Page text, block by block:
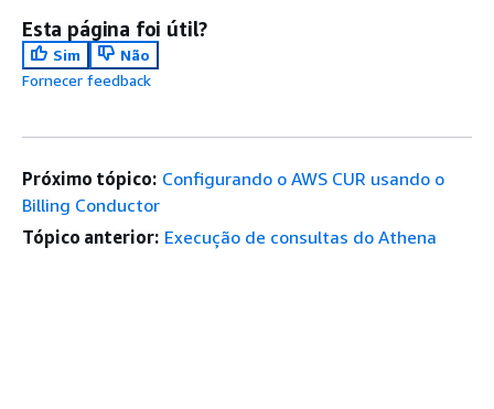
Esta página foi útil?
Sim
Não
Fornecer feedback
Próximo tópico: Configurando o AWS CUR usando o
Billing Conductor
Tópico anterior: Execução de consultas do Athena